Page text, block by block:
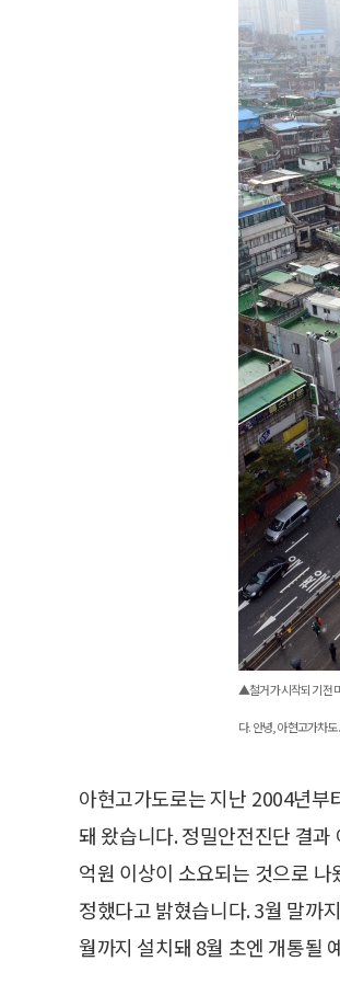
▲철거가 시작되기 전
다. 안녕, 아현고가차도.
아현고가도로는 지난 2004년부
돼 왔습니다. 정밀안전진단 결
억원 이상이 소요되는 것으로
정했다고 밝혔습니다. 3월 말까
월까지 설치돼 8월 초엔 개통될